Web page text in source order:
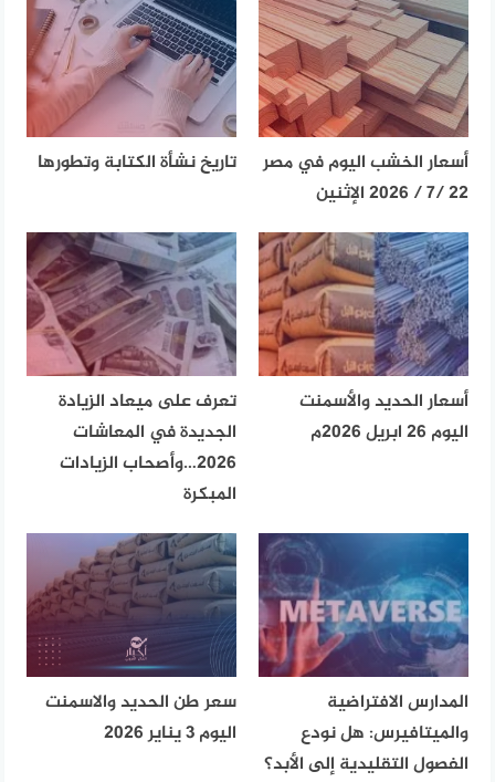
أسعار الخشب اليوم في مصر
22 /7 / 2026 الإثنين
تاريخ نشأة الكتابة وتطورها
أسعار الحديد والأسمنت
اليوم 26 ابريل 2026م
تعرف على ميعاد الزيادة
الجديدة في المعاشات
2026…وأصحاب الزيادات
المبكرة
المدارس الافتراضية
والميتافيرس: هل نودع
الفصول التقليدية إلى الأبد؟
سعر طن الحديد والاسمنت
اليوم 3 يناير 2026